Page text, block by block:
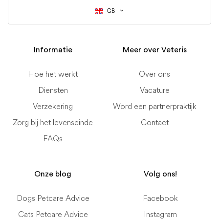
GB
Informatie
Hoe het werkt
Diensten
Verzekering
Zorg bij het levenseinde
FAQs
Meer over Veteris
Over ons
Vacature
Word een partnerpraktijk
Contact
Onze blog
Dogs Petcare Advice
Cats Petcare Advice
Volg ons!
Facebook
Instagram